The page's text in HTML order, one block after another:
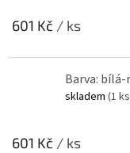
601 Kč / ks
Barva:
skladem (1
601 Kč / ks